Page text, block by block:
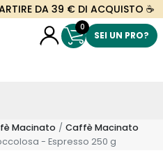
DA 39 € DI ACQUISTO ☕
0
SEI UN PRO?
Macinato
Caffè Macinato
- Espresso 250 g